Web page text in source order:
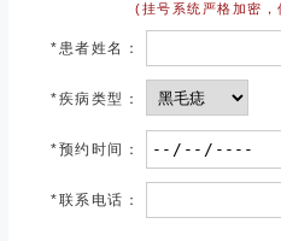
(挂号系统严格加密，
*患者姓名：
*疾病类型：
*预约时间：
*联系电话：